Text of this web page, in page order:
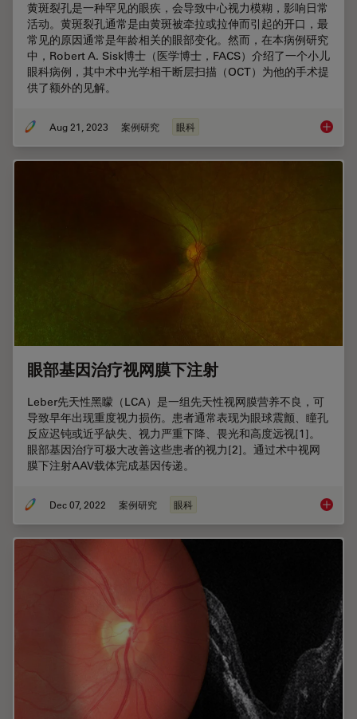
黄斑裂孔是一种罕见的眼疾，会导致中心视力模糊，影响日常
活动。黄斑裂孔通常是由黄斑被牵拉或拉伸而引起的开口，最
常见的原因通常是年龄相关的眼部变化。然而，在本病例研究
中，Robert A. Sisk博士（医学博士，FACS）介绍了一个小儿
眼科病例，其中术中光学相干断层扫描（OCT）为他的手术提
供了额外的见解。
Aug 21, 2023 案例研究 眼科 使用光
眼部基因治疗视网膜下注射
Leber先天性黑矇（LCA）是一组先天性视网膜营养不良，可
导致早年出现重度视力损伤。患者通常表现为眼球震颤、瞳孔
反应迟钝或近乎缺失、视力严重下降、畏光和高度远视[1]。
眼部基因治疗可极大改善这些患者的视力[2]。通过术中视网
膜下注射AAV载体完成基因传递。
Dec 07, 2022 案例研究 眼科 眼部基